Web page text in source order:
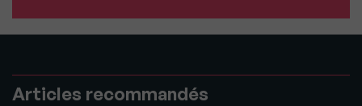
Articles recommandés